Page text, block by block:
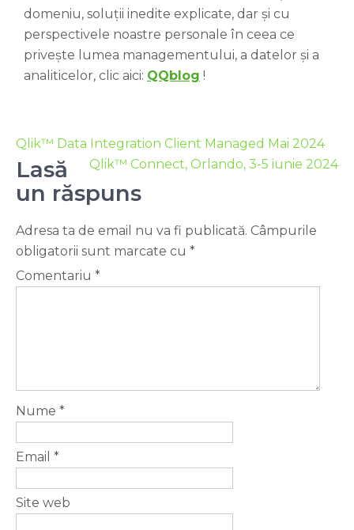
domeniu, soluții inedite explicate, dar și cu
perspectivele noastre personale în ceea ce
privește lumea managementului, a datelor și a
analiticelor, clic aici: QQblog !
Qlik™ Data Integration Client Managed Mai 2024
Qlik™ Connect, Orlando, 3-5 iunie 2024
Lasă
un răspuns
Adresa ta de email nu va fi publicată. Câmpurile
obligatorii sunt marcate cu *
Comentariu *
Nume *
Email *
Site web